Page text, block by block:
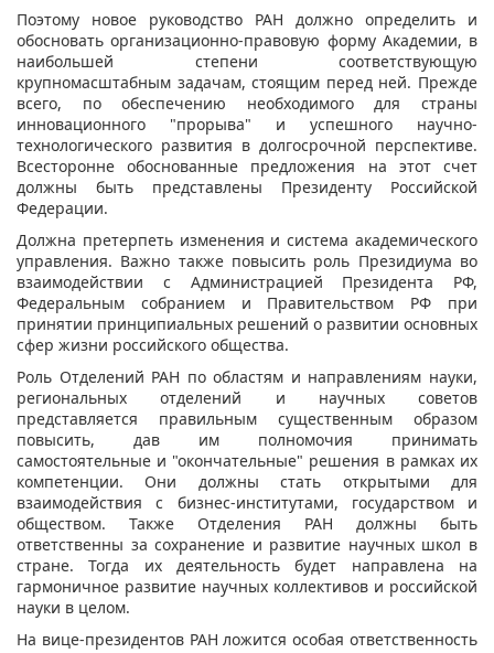
Поэтому новое руководство РАН должно определить и
обосновать организационно-правовую форму Академии, в
наибольшей степени соответствующую
крупномасштабным задачам, стоящим перед ней. Прежде
всего, по обеспечению необходимого для страны
инновационного "прорыва" и успешного научно-
технологического развития в долгосрочной перспективе.
Всесторонне обоснованные предложения на этот счет
должны быть представлены Президенту Российской
Федерации.
Должна претерпеть изменения и система академического
управления. Важно также повысить роль Президиума во
взаимодействии с Администрацией Президента РФ,
Федеральным собранием и Правительством РФ при
принятии принципиальных решений о развитии основных
сфер жизни российского общества.
Роль Отделений РАН по областям и направлениям науки,
региональных отделений и научных советов
представляется правильным существенным образом
повысить, дав им полномочия принимать
самостоятельные и "окончательные" решения в рамках их
компетенции. Они должны стать открытыми для
взаимодействия с бизнес-институтами, государством и
обществом. Также Отделения РАН должны быть
ответственны за сохранение и развитие научных школ в
стране. Тогда их деятельность будет направлена на
гармоничное развитие научных коллективов и российской
науки в целом.
На вице-президентов РАН ложится особая ответственность